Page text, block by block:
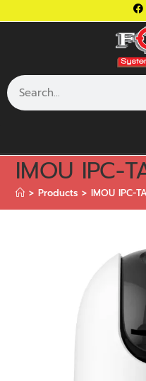
IMOU IPC-
> Products > IMOU IPC-